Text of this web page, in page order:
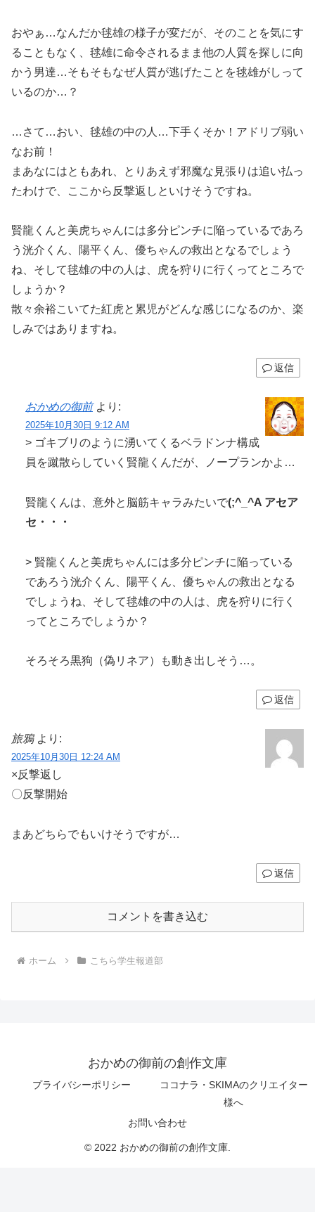
おやぁ…なんだか毬雄の様子が変だが、そのことを気にす
ることもなく、毬雄に命令されるまま他の人質を探しに向
かう男達…そもそもなぜ人質が逃げたことを毬雄がしって
いるのか…？
…さて…おい、毬雄の中の人…下手くそか！アドリブ弱い
なお前！
まあなにはともあれ、とりあえず邪魔な見張りは追い払っ
たわけで、ここから反撃返しといけそうですね。
賢龍くんと美虎ちゃんには多分ピンチに陥っているであろ
う洸介くん、陽平くん、優ちゃんの救出となるでしょう
ね、そして毬雄の中の人は、虎を狩りに行くってところで
しょうか？
散々余裕こいてた紅虎と累児がどんな感じになるのか、楽
しみではありますね。
返信
おかめの御前 より:
2025年10月30日 9:12 AM
> ゴキブリのように湧いてくるベラドンナ構成
員を蹴散らしていく賢龍くんだが、ノープランかよ…
賢龍くんは、意外と脳筋キャラみたいで(;^_^A アセア
セ・・・
> 賢龍くんと美虎ちゃんには多分ピンチに陥っている
であろう洸介くん、陽平くん、優ちゃんの救出となる
でしょうね、そして毬雄の中の人は、虎を狩りに行く
ってところでしょうか？
そろそろ黒狗（偽リネア）も動き出しそう…。
返信
旅鴉 より:
2025年10月30日 12:24 AM
×反撃返し
〇反撃開始
まあどちらでもいけそうですが…
返信
コメントを書き込む
ホーム こちら学生報道部
おかめの御前の創作文庫
プライバシーポリシー
ココナラ・SKIMAのクリエイター
様へ
お問い合わせ
© 2022 おかめの御前の創作文庫.